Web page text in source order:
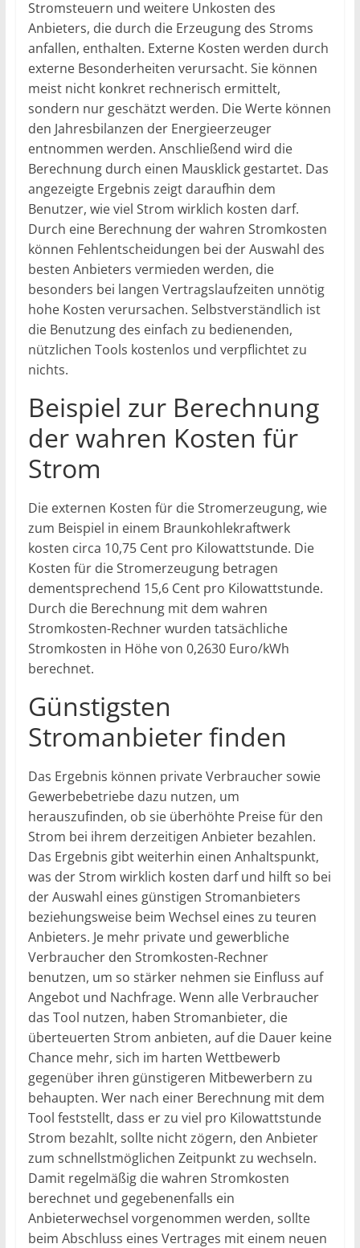
Stromsteuern und weitere Unkosten des
Anbieters, die durch die Erzeugung des Stroms
anfallen, enthalten. Externe Kosten werden durch
externe Besonderheiten verursacht. Sie können
meist nicht konkret rechnerisch ermittelt,
sondern nur geschätzt werden. Die Werte können
den Jahresbilanzen der Energieerzeuger
entnommen werden. Anschließend wird die
Berechnung durch einen Mausklick gestartet. Das
angezeigte Ergebnis zeigt daraufhin dem
Benutzer, wie viel Strom wirklich kosten darf.
Durch eine Berechnung der wahren Stromkosten
können Fehlentscheidungen bei der Auswahl des
besten Anbieters vermieden werden, die
besonders bei langen Vertragslaufzeiten unnötig
hohe Kosten verursachen. Selbstverständlich ist
die Benutzung des einfach zu bedienenden,
nützlichen Tools kostenlos und verpflichtet zu
nichts.
Beispiel zur Berechnung
der wahren Kosten für
Strom
Die externen Kosten für die Stromerzeugung, wie
zum Beispiel in einem Braunkohlekraftwerk
kosten circa 10,75 Cent pro Kilowattstunde. Die
Kosten für die Stromerzeugung betragen
dementsprechend 15,6 Cent pro Kilowattstunde.
Durch die Berechnung mit dem wahren
Stromkosten-Rechner wurden tatsächliche
Stromkosten in Höhe von 0,2630 Euro/kWh
berechnet.
Günstigsten
Stromanbieter finden
Das Ergebnis können private Verbraucher sowie
Gewerbebetriebe dazu nutzen, um
herauszufinden, ob sie überhöhte Preise für den
Strom bei ihrem derzeitigen Anbieter bezahlen.
Das Ergebnis gibt weiterhin einen Anhaltspunkt,
was der Strom wirklich kosten darf und hilft so bei
der Auswahl eines günstigen Stromanbieters
beziehungsweise beim Wechsel eines zu teuren
Anbieters. Je mehr private und gewerbliche
Verbraucher den Stromkosten-Rechner
benutzen, um so stärker nehmen sie Einfluss auf
Angebot und Nachfrage. Wenn alle Verbraucher
das Tool nutzen, haben Stromanbieter, die
überteuerten Strom anbieten, auf die Dauer keine
Chance mehr, sich im harten Wettbewerb
gegenüber ihren günstigeren Mitbewerbern zu
behaupten. Wer nach einer Berechnung mit dem
Tool feststellt, dass er zu viel pro Kilowattstunde
Strom bezahlt, sollte nicht zögern, den Anbieter
zum schnellstmöglichen Zeitpunkt zu wechseln.
Damit regelmäßig die wahren Stromkosten
berechnet und gegebenenfalls ein
Anbieterwechsel vorgenommen werden, sollte
beim Abschluss eines Vertrages mit einem neuen